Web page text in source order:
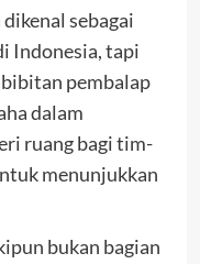
sebagai
Indonesia, tapi
pembalap
dalam
ruang bagi tim-
menunjukkan
bukan bagian